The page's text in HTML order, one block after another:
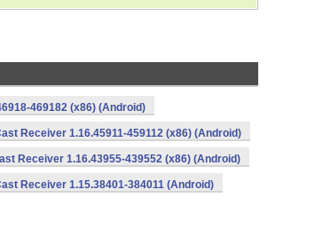
469182 (x86) (Android)
Receiver 1.16.45911-459112 (x86) (Android)
Receiver 1.16.43955-439552 (x86) (Android)
Receiver 1.15.38401-384011 (Android)